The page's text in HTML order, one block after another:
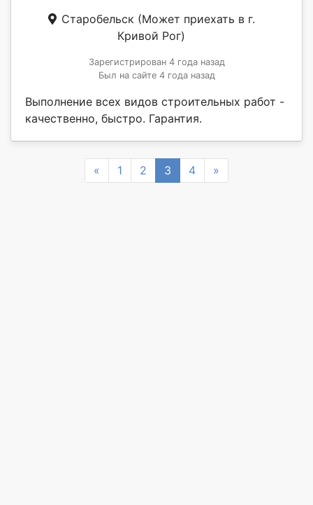
Старобельск (Может приехать в г.
Кривой Рог)
Зарегистрирован 4 года назад
Был на сайте 4 года назад
Выполнение всех видов строительных работ -
качественно, быстро. Гарантия.
« Previous
1 2 3 4 »